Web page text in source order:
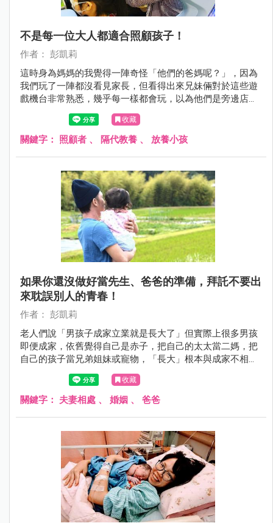
不是每一位大人都適合照顧孩子！
作者： 彭凱莉
這時身為媽媽的我覺得一陣奇怪「他們的爸媽呢？」，因為
我們玩了一陣都沒看見家長，但看得出來兄妹倆對於這些遊
戲機台非常熟悉，幾乎每一樣都會玩，以為他們是旁邊店家
的小孩，於是就跟弟弟說，如果你們想玩可以去請爸爸媽媽
來幫你投錢喔！沒想到這位小弟弟回我「阿姨妳可以給我錢
玩嗎？」我被這句話震驚了一下！但沒搞清楚狀況我還是拒
收藏
關鍵字： 照顧者 、 隔代教養 、 放養小孩
如果你還沒做好當先生、爸爸的準備，拜託不要出
來耽誤別人的青春！
作者： 彭凱莉
老人們說「男孩子成家立業就是長大了」但實際上很多男孩
即便成家，依舊覺得自己是赤子，把自己的太太當二媽，把
自己的孩子當兄弟姐妹或寵物，「長大」根本與成家不相
收藏
關鍵字： 夫妻相處 、 婚姻 、 爸爸